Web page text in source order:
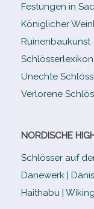
Festungen in
Königlicher
Ruinenbaukunst
Schlösserlexikon
Unechte
Verlorene
NORDISCHE
Schlösser auf
Danewerk |
Haithabu |